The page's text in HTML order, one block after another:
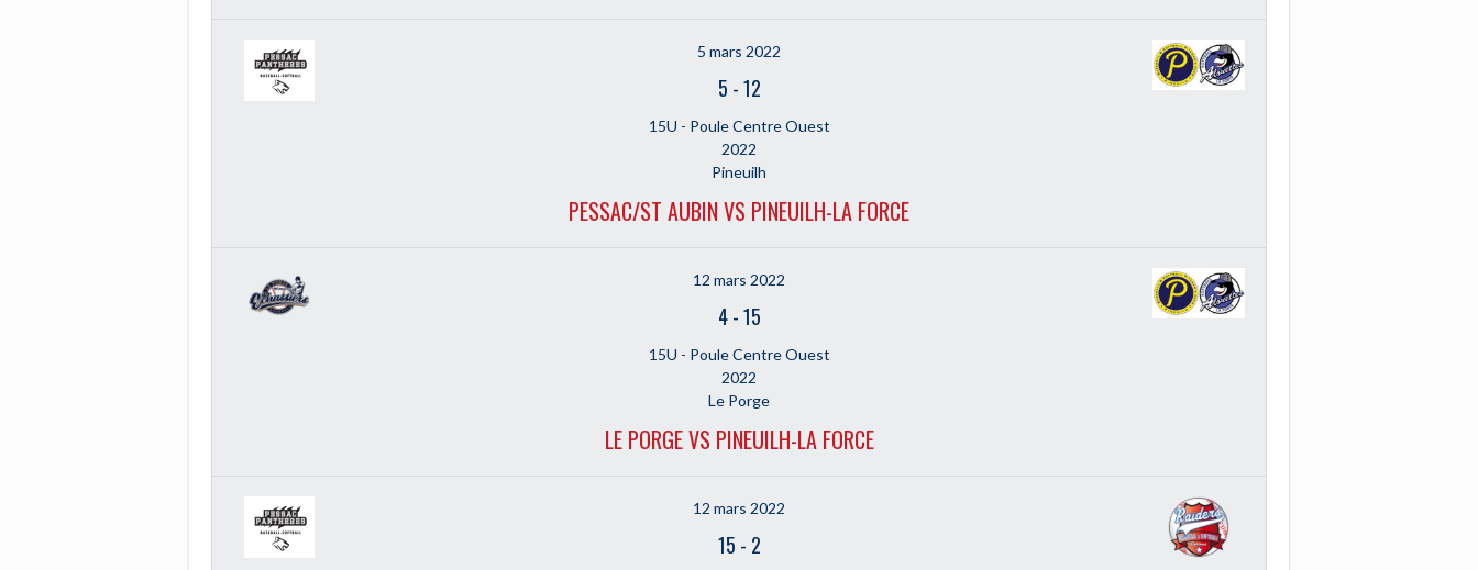
5 mars 2022
5 -12
15U - Poule Centre Ouest
2022
Pineuilh
PESSAC/ST AUBIN VS PINEUILH-LA FORCE
12 mars 2022
4-15
15U - Poule Centre Ouest
2022
Le Porge
LE PORGE VS PINEUILH-LA FORCE
12 mars 2022
15 - 2